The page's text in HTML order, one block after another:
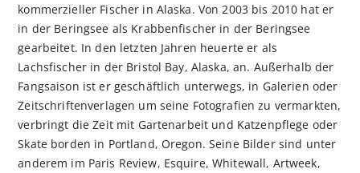
kommerzieller Fischer in Alaska. Von 2003 bis 2010 hat er
in der Beringsee als Krabbenfischer in der Beringsee
gearbeitet. In den letzten Jahren heuerte er als
Lachsfischer in der Bristol Bay, Alaska, an. Außerhalb der
Fangsaison ist er geschäftlich unterwegs, in Galerien oder
Zeitschriftenverlagen um seine Fotografien zu vermarkten,
verbringt die Zeit mit Gartenarbeit und Katzenpflege oder
Skate borden in Portland, Oregon. Seine Bilder sind unter
anderem im Paris Review, Esquire, Whitewall, Artweek,